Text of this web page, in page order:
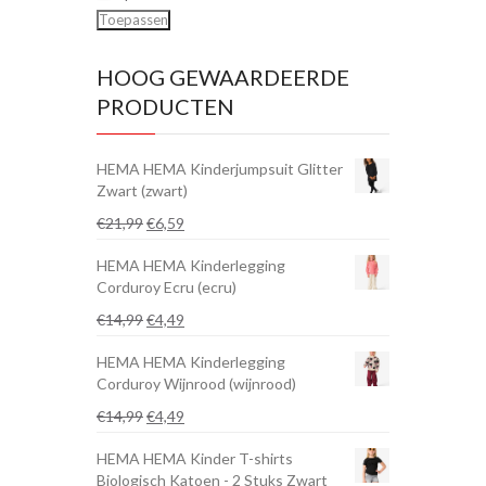
Toepassen
HOOG GEWAARDEERDE
PRODUCTEN
HEMA HEMA Kinderjumpsuit Glitter
Zwart (zwart)
€21,99Oorspronkelijke
was:
€21,99.
€6,59
is:
€6,59.
HEMA HEMA Kinderlegging
Corduroy Ecru (ecru)
€14,99Oorspronkelijke
was:
€14,99.
€4,49
is:
€4,49.
HEMA HEMA Kinderlegging
Corduroy Wijnrood (wijnrood)
€14,99Oorspronkelijke
was:
€14,99.
€4,49
is:
€4,49.
HEMA HEMA Kinder T-shirts
Biologisch Katoen - 2 Stuks Zwart